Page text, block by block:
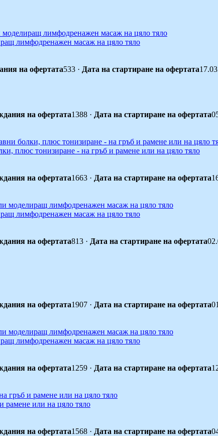
лимфодренажен масаж на цяло тяло
на офертата533 · Дата на стартиране на офертата
на офертата1388 · Дата на стартиране на офертата
плюс тонизиране - на гръб и рамене или на цяло тяло
на офертата1663 · Дата на стартиране на офертата
лимфодренажен масаж на цяло тяло
на офертата813 · Дата на стартиране на офертата
на офертата1907 · Дата на стартиране на офертата
лимфодренажен масаж на цяло тяло
на офертата1259 · Дата на стартиране на офертата
рамене или на цяло тяло
на офертата1568 · Дата на стартиране на офертата